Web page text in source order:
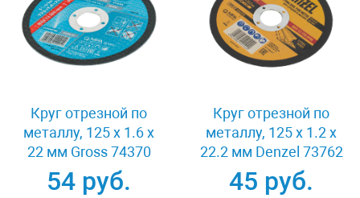
Круг отрезной по
металлу, 125 х 1.6 х
22 мм Gross 74370
54 руб.
Круг отрезной по
металлу, 125 х 1.2 х
22.2 мм Denzel 73762
45 руб.